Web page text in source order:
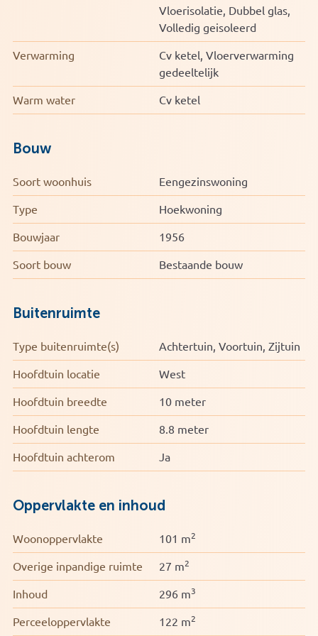
Vloerisolatie, Dubbel glas,
Volledig geisoleerd
Verwarming
Cv ketel, Vloerverwarming
gedeeltelijk
Warm water Cv ketel
Bouw
Soort woonhuis Eengezinswoning
Type Hoekwoning
Bouwjaar 1956
Soort bouw Bestaande bouw
Buitenruimte
Type buitenruimte(s) Achtertuin, Voortuin, Zijtuin
Hoofdtuin locatie West
Hoofdtuin breedte 10 meter
Hoofdtuin lengte 8.8 meter
Hoofdtuin achterom Ja
Oppervlakte en inhoud
Woonoppervlakte 101 m2
Overige inpandige ruimte 27 m2
Inhoud 296 m3
Perceeloppervlakte 122 m2